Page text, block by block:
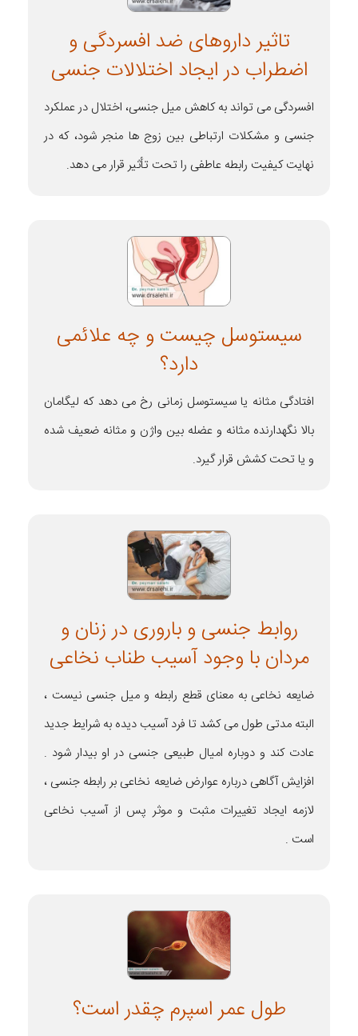
تاثیر داروهای ضد افسردگی و
اضطراب در ایجاد اختلالات جنسی
افسردگی می تواند به کاهش میل جنسی، اختلال در عملکرد
جنسی و مشکلات ارتباطی بین زوج ها منجر شود، که در
نهایت کیفیت رابطه عاطفی را تحت تأثیر قرار می دهد.
سیستوسل چیست و چه علائمی
دارد؟
افتادگی مثانه یا سیستوسل زمانی رخ می دهد که لیگامان
بالا نگهدارنده مثانه و عضله بین واژن و مثانه ضعیف شده
و یا تحت کشش قرار گیرد.
روابط جنسی و باروری در زنان و
مردان با وجود آسیب طناب نخاعی
ضایعه نخاعی به معنای قطع رابطه و میل جنسی نیست ،
البته مدتی طول می کشد تا فرد آسیب دیده به شرایط جدید
عادت کند و دوباره امیال طبیعی جنسی در او بیدار شود .
افزایش آگاهی درباره عوارض ضایعه نخاعی بر رابطه جنسی ،
لازمه ایجاد تغییرات مثبت و موثر پس از آسیب نخاعی
است .
طول عمر اسپرم چقدر است؟